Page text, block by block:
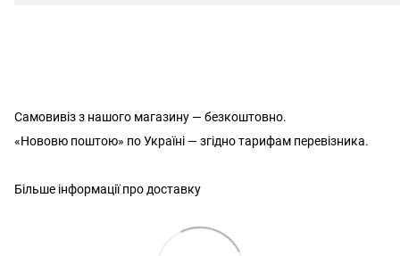
Самовивіз з нашого магазину — безкоштовно.
«Нововю поштою» по Україні — згідно тарифам перевізника.
Більше інформації про доставку